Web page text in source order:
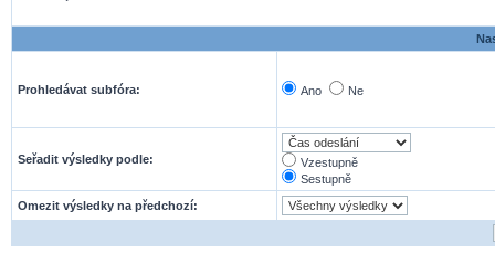
Prohledávat subfóra: Ano Ne
Seřadit výsledky podle:
Vzestupně
Sestupně
Omezit výsledky na předchozí: